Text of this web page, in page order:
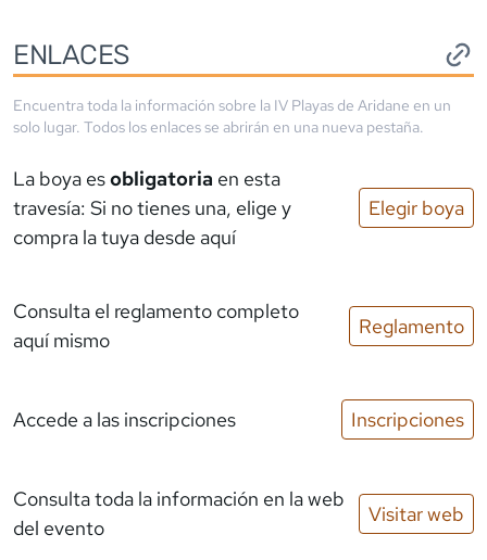
ENLACES
Encuentra toda la información sobre la IV Playas de Aridane en un
solo lugar. Todos los enlaces se abrirán en una nueva pestaña.
La boya esobligatoria en esta
travesía: Si no tienes una, elige y
compra la tuya desde aquí
Elegir boya
Consulta el reglamento completo
aquí mismo
Reglamento
Accede a las inscripciones Inscripciones
Consulta toda la información en la web
del evento
Visitar web